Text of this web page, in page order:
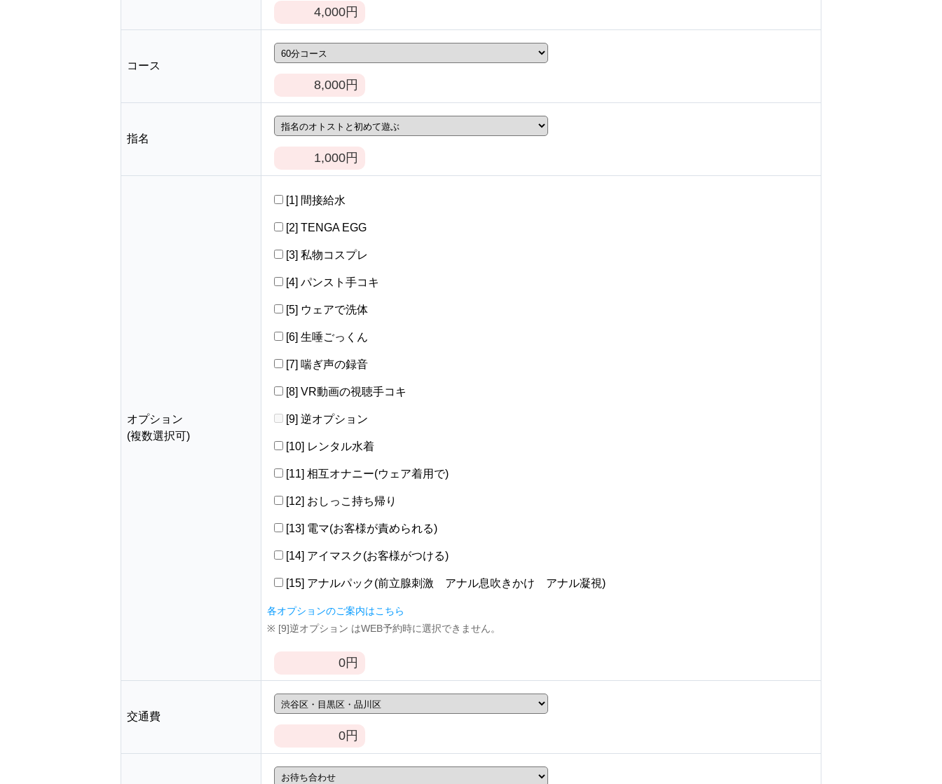
4,000円
コース
8,000円
指名
1,000円
オプション
(複数選択可)
[1] 間接給水
[2] TENGA EGG
[3] 私物コスプレ
[4] パンスト手コキ
[5] ウェアで洗体
[6] 生唾ごっくん
[7] 喘ぎ声の録音
[8] VR動画の視聴手コキ
[9] 逆オプション
[10] レンタル水着
[11] 相互オナニー(ウェア着用で)
[12] おしっこ持ち帰り
[13] 電マ(お客様が責められる)
[14] アイマスク(お客様がつける)
[15] アナルパック(前立腺刺激 アナル息吹きかけ アナル凝視)
各オプションのご案内はこちら
※ [9]逆オプション はWEB予約時に選択できません。
0円
交通費
0円